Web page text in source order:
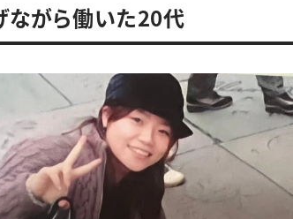
ながら働いた20代